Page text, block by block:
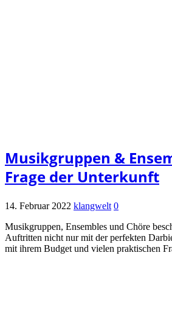
Musikgruppen &
Frage der Unterkunft
14. Februar 2022 klangwelt 0
Musikgruppen, Ensembles und Chöre
Auftritten nicht nur mit der perfekten
mit ihrem Budget und vielen praktischen